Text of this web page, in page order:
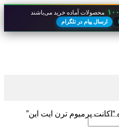
محصولات آماده خرید می‌باشند
ارسال پیام در تلگرام
پرمیوم ترن ایت این”